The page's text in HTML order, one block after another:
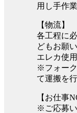
用し手作
【物流】
各工程に
どもお願
エレカ使
※フォー
て運搬を
【お仕事
※ご応募